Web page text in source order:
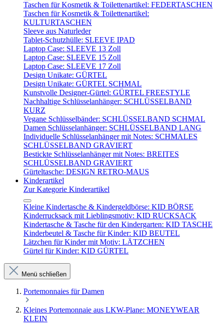
Taschen für Kosmetik & Toilettenartikel: FEDERTASCHEN
Taschen für Kosmetik & Toilettenartikel:
KULTURTASCHEN
Sleeve aus Naturleder
Tablet-Schutzhülle: SLEEVE IPAD
Laptop Case: SLEEVE 13 Zoll
Laptop Case: SLEEVE 15 Zoll
Laptop Case: SLEEVE 17 Zoll
Design Unikate: GÜRTEL
Design Unikate: GÜRTEL SCHMAL
Kunstvolle Designer-Gürtel: GÜRTEL FREESTYLE
Nachhaltige Schlüsselanhänger: SCHLÜSSELBAND
KURZ
Vegane Schlüsselbänder: SCHLÜSSELBAND SCHMAL
Damen Schlüsselanhänger: SCHLÜSSELBAND LANG
Individuelle Schlüsselanhänger mit Notes: SCHMALES
SCHLÜSSELBAND GRAVIERT
Bestickte Schlüsselanhänger mit Notes: BREITES
SCHLÜSSELBAND GRAVIERT
Gürteltasche: DESIGN RETRO-MAUS
Kinderartikel
Zur Kategorie Kinderartikel
Kleine Kindertasche & Kindergeldbörse: KID BÖRSE
Kinderrucksack mit Lieblingsmotiv: KID RUCKSACK
Kindertasche & Tasche für den Kindergarten: KID TASCHE
Kinderbeutel & Tasche für Kinder: KID BEUTEL
Lätzchen für Kinder mit Motiv: LÄTZCHEN
Gürtel für Kinder: KID GÜRTEL
Menü schließen
Portemonnaies für Damen
Kleines Portemonnaie aus LKW-Plane: MONEYWEAR
KLEIN